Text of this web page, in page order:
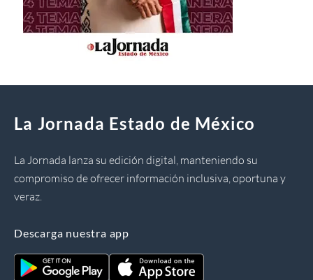
La Jornada Estado de México
La Jornada lanza su edición digital, manteniendo su
compromiso de ofrecer información inclusiva, oportuna y
veraz.
Descarga nuestra app